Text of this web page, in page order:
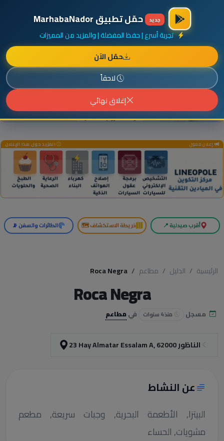
أضف نشاطك مجاناً
جديد حمّل تطبيق MarhabaNador
تجربة أسرع | حفظ المفضلة | والمزيد من المميزات
حمّل الآن
لاحقاً
إغلاق نهائي
إعلان ممول المزيد حول هذا الإعلان
إعلان ممول المزيد حول هذا الإعلان
أقرب صيدلية 📍 خريطة الاستكشاف 🗺️ الطائرات والسفن 📡
الرئيسية الدليل مطاعم Roca Negra
Roca Negra
مسجل منذ 4 سنوات فيمطاعم
‪23 Hay Almatar Essalam A‬, الناظور 62000
عن النشاط
البيتزا, الأطعمة البحرية, وجبات سريعة, مطعم
مشويات, الحساء